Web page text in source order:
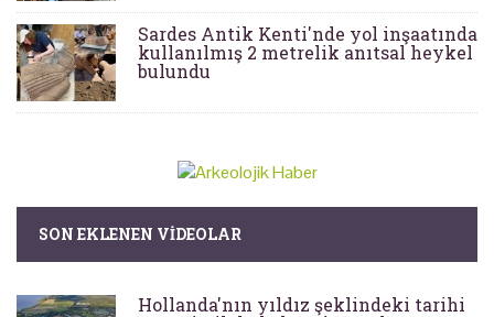
Sardes Antik Kenti'nde yol inşaatında
kullanılmış 2 metrelik anıtsal heykel
bulundu
SON EKLENEN VIDEOLAR
Hollanda'nın yıldız şeklindeki tarihi